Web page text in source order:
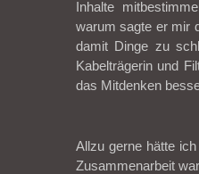
Inhalte
warum sagte er mir
damit Dinge zu
Kabelträgerin und
das Mitdenken
Allzu gerne hätte
Zusammenarbeit